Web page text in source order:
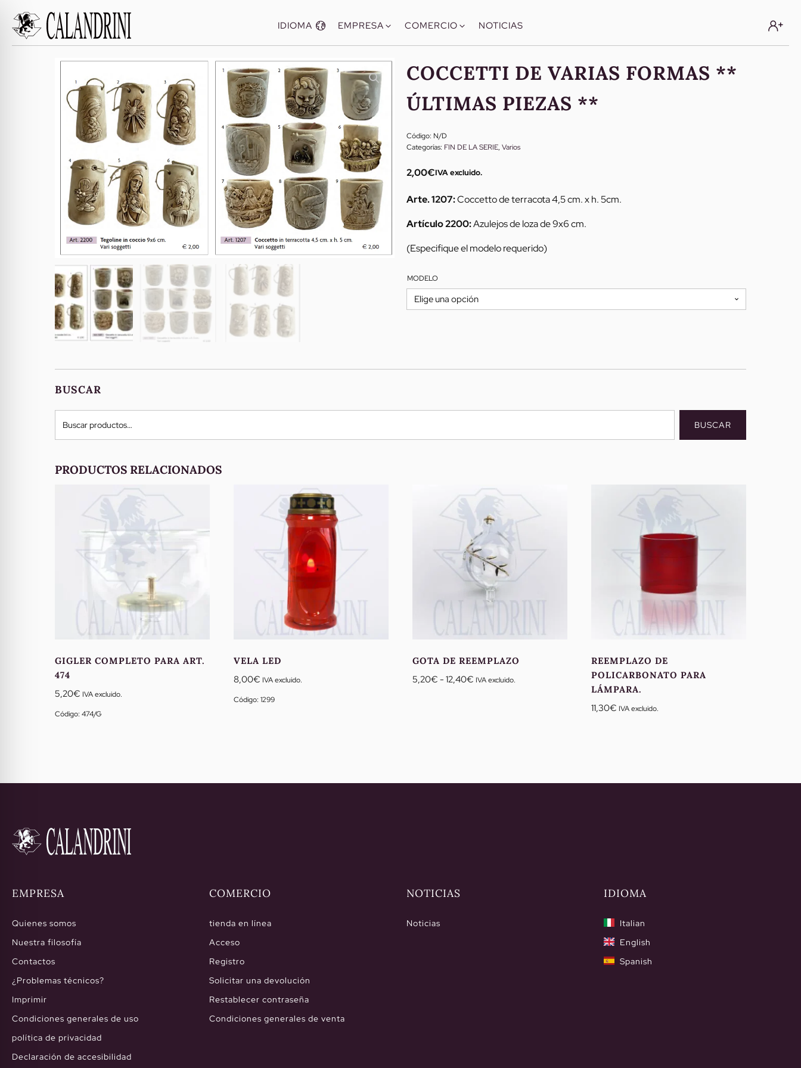
IDIOMA EMPRESA COMERCIO NOTICIAS
COCCETTI DE VARIAS FORMAS **
ÚLTIMAS PIEZAS **
Código: N/D
Categorías: FIN DE LA SERIE, Varios
2,00€IVA excluido.
Arte. 1207:Coccetto de terracota 4,5 cm. x h. 5cm.
Artículo 2200:Azulejos de loza de 9x6 cm.
(Especifique el modelo requerido)
MODELO
BUSCAR
Buscar
BUSCAR
PRODUCTOS RELACIONADOS
GIGLER COMPLETO PARA ART.
474
5,20€ IVA excluido.
Código: 474/G
VELA LED
8,00€ IVA excluido.
Código: 1299
GOTA DE REEMPLAZO
5,20€ - 12,40€ Rango
IVA excluido.
REEMPLAZO DE
POLICARBONATO PARA
LÁMPARA.
11,30€ IVA excluido.
EMPRESA
Quienes somos
Nuestra filosofía
Contactos
¿Problemas técnicos?
Imprimir
Condiciones generales de uso
política de privacidad
Declaración de accesibilidad
COMERCIO
tienda en línea
Acceso
Registro
Solicitar una devolución
Restablecer contraseña
Condiciones generales de venta
NOTICIAS
Noticias
IDIOMA
Italian
English
Spanish